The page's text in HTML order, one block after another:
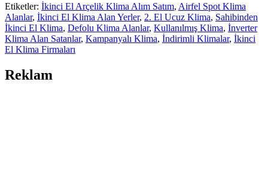
Etiketler: İkinci El Arçelik Klima Alım Satım, Airfel Spot Klima
Alanlar, İkinci El Klima Alan Yerler, 2. El Ucuz Klima, Sahibinden
İkinci El Klima, Defolu Klima Alanlar, Kullanılmış Klima, İnverter
Klima Alan Satanlar, Kampanyalı Klima, İndirimli Klimalar, İkinci
El Klima Firmaları
Reklam